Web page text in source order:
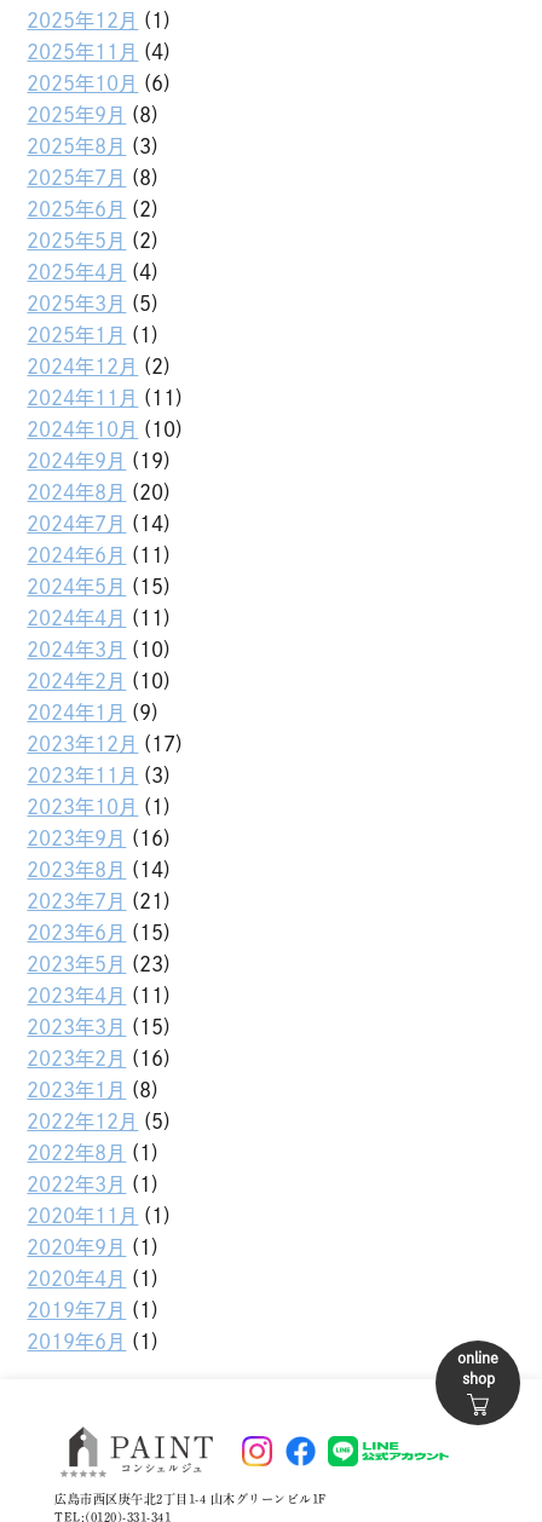
2025年12月
(1)
2025年11月
(4)
2025年10月
(6)
2025年9月
(8)
2025年8月
(3)
2025年7月
(8)
2025年6月
(2)
2025年5月
(2)
2025年4月
(4)
2025年3月
(5)
2025年1月
(1)
2024年12月
(2)
2024年11月
(11)
2024年10月
(10)
2024年9月
(19)
2024年8月
(20)
2024年7月
(14)
2024年6月
(11)
2024年5月
(15)
2024年4月
(11)
2024年3月
(10)
2024年2月
(10)
2024年1月
(9)
2023年12月
(17)
2023年11月
(3)
2023年10月
(1)
2023年9月
(16)
2023年8月
(14)
2023年7月
(21)
2023年6月
(15)
2023年5月
(23)
2023年4月
(11)
2023年3月
(15)
2023年2月
(16)
2023年1月
(8)
2022年12月
(5)
2022年8月
(1)
2022年3月
(1)
2020年11月
(1)
2020年9月
(1)
2020年4月
(1)
2019年7月
(1)
2019年6月
(1)
広島市西区庚午北2丁目1-4 山木グリーンビル1F
TEL:(0120)-331-341
online
shop